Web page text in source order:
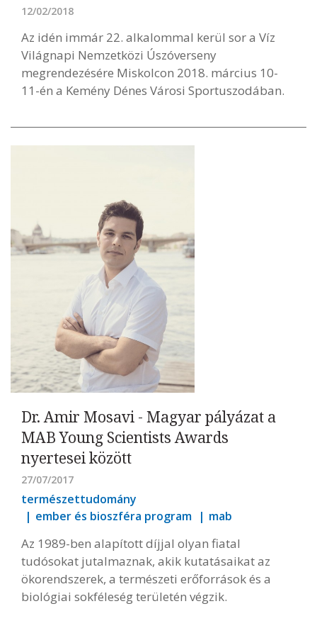
12/02/2018
Az idén immár 22. alkalommal kerül sor a Víz
Világnapi Nemzetközi Úszóverseny
megrendezésére Miskolcon 2018. március 10-
11-én a Kemény Dénes Városi Sportuszodában.
Dr. Amir Mosavi - Magyar pályázat a
MAB Young Scientists Awards
nyertesei között
27/07/2017
természettudomány
ember és bioszféra program
mab
Az 1989-ben alapított díjjal olyan fiatal
tudósokat jutalmaznak, akik kutatásaikat az
ökorendszerek, a természeti erőforrások és a
biológiai sokféleség területén végzik.